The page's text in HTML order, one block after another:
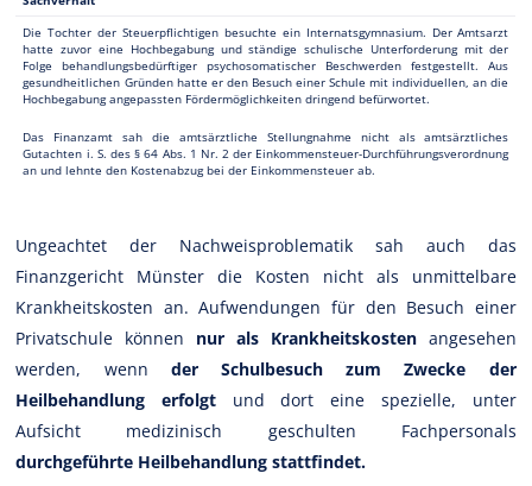
Die Tochter der Steuerpflichtigen besuchte ein Internatsgymnasium. Der Amtsarzt
hatte zuvor eine Hochbegabung und ständige schulische Unterforderung mit der
Folge behandlungsbedürftiger psychosomatischer Beschwerden festgestellt. Aus
gesundheitlichen Gründen hatte er den Besuch einer Schule mit individuellen, an die
Hochbegabung angepassten Fördermöglichkeiten dringend befürwortet.
Das Finanzamt sah die amtsärztliche Stellungnahme nicht als amtsärztliches
Gutachten i. S. des § 64 Abs. 1 Nr. 2 der Einkommensteuer-Durchführungsverordnung
an und lehnte den Kostenabzug bei der Einkommensteuer ab.
Ungeachtet der Nachweisproblematik sah auch das
Finanzgericht Münster die Kosten nicht als unmittelbare
Krankheitskosten an. Aufwendungen für den Besuch einer
Privatschule können nur als Krankheitskostenangesehen
werden, wenn der Schulbesuch zum Zwecke der
Heilbehandlung erfolgt und dort eine spezielle, unter
Aufsicht medizinisch geschulten Fachpersonals
durchgeführte Heilbehandlung stattfindet.